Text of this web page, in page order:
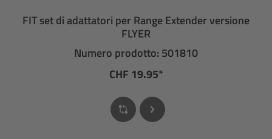
FIT set di adattatori per Range Extender versione
FLYER
Numero prodotto: 501810
CHF 19.95*